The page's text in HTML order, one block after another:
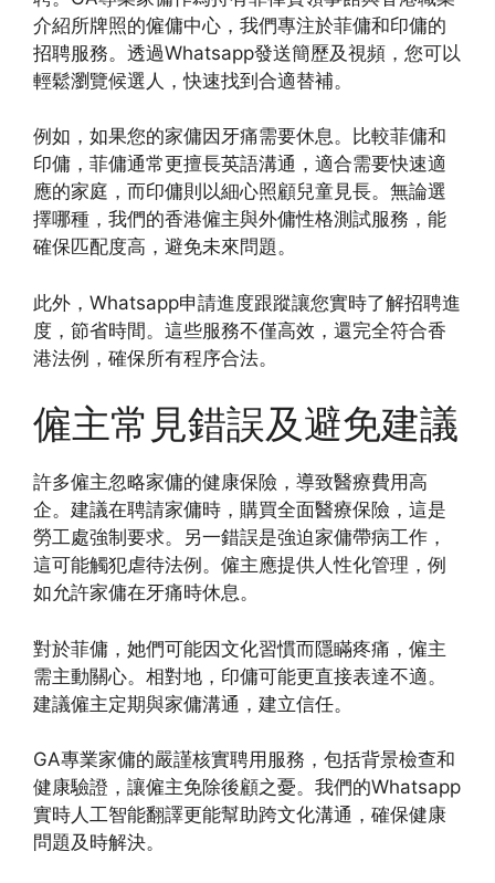
介紹所牌照的僱傭中心，我們專注於菲傭和印傭的
招聘服務。透過Whatsapp發送簡歷及視頻，您可以
輕鬆瀏覽候選人，快速找到合適替補。
例如，如果您的家傭因牙痛需要休息。比較菲傭和
印傭，菲傭通常更擅長英語溝通，適合需要快速適
應的家庭，而印傭則以細心照顧兒童見長。無論選
擇哪種，我們的香港僱主與外傭性格測試服務，能
確保匹配度高，避免未來問題。
此外，Whatsapp申請進度跟蹤讓您實時了解招聘進
度，節省時間。這些服務不僅高效，還完全符合香
港法例，確保所有程序合法。
僱主常見錯誤及避免建議
許多僱主忽略家傭的健康保險，導致醫療費用高
企。建議在聘請家傭時，購買全面醫療保險，這是
勞工處強制要求。另一錯誤是強迫家傭帶病工作，
這可能觸犯虐待法例。僱主應提供人性化管理，例
如允許家傭在牙痛時休息。
對於菲傭，她們可能因文化習慣而隱瞞疼痛，僱主
需主動關心。相對地，印傭可能更直接表達不適。
建議僱主定期與家傭溝通，建立信任。
GA專業家傭的嚴謹核實聘用服務，包括背景檢查和
健康驗證，讓僱主免除後顧之憂。我們的Whatsapp
實時人工智能翻譯更能幫助跨文化溝通，確保健康
問題及時解決。